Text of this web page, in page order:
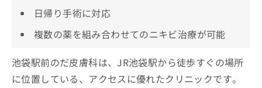
日帰り手術に対応
複数の薬を組み合わせてのニキビ治療が可能
池袋駅前のだ皮膚科は、JR池袋駅から徒歩すぐの場所
に位置している、アクセスに優れたクリニックです。